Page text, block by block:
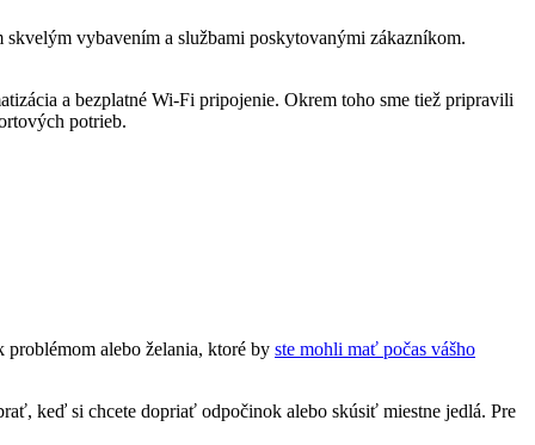
vybavením a službami poskytovanými zákazníkom.
a bezplatné Wi-Fi pripojenie. Okrem toho sme tiež pripravili
potrieb.
alebo želania, ktoré by ste mohli mať počas vášho
keď si chcete dopriať odpočinok alebo skúsiť miestne jedlá. Pre